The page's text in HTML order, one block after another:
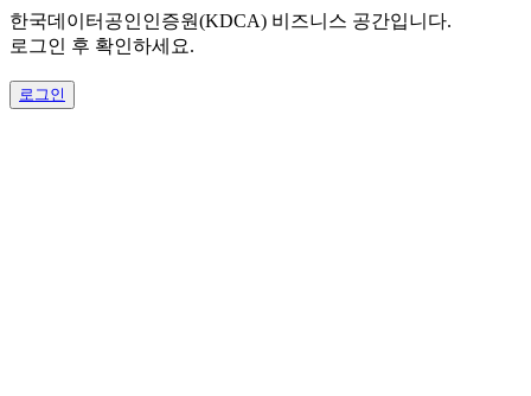
한국데이터공인인증원(KDCA) 비즈니스 공간입니다.
로그인 후 확인하세요.
로그인